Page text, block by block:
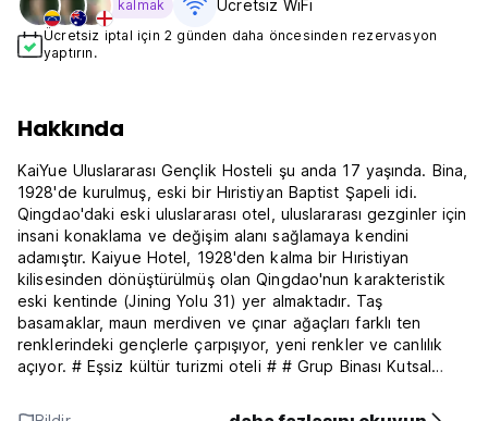
kalmak Ücretsiz WiFi
Ücretsiz iptal için 2 günden daha öncesinden rezervasyon
yaptırın.
Hakkında
KaiYue Uluslararası Gençlik Hosteli şu anda 17 yaşında. Bina,
1928'de kurulmuş, eski bir Hıristiyan Baptist Şapeli idi.
Qingdao'daki eski uluslararası otel, uluslararası gezginler için
insani konaklama ve değişim alanı sağlamaya kendini
adamıştır. Kaiyue Hotel, 1928'den kalma bir Hıristiyan
kilisesinden dönüştürülmüş olan Qingdao'nun karakteristik
eski kentinde (Jining Yolu 31) yer almaktadır. Taş
basamaklar, maun merdiven ve çınar ağaçları farklı ten
renklerindeki gençlerle çarpışıyor, yeni renkler ve canlılık
açıyor. # Eşsiz kültür turizmi oteli # # Grup Binası Kutsal